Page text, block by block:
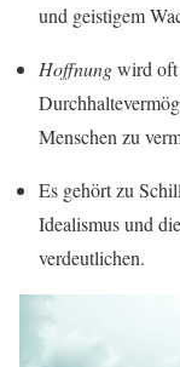
und geistigem
Hoffnungwird oft
Menschen zu
Es gehört zu
Idealismus und
verdeutlichen.